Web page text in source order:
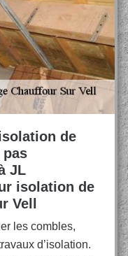
de
pas
JL
isolation de
Vell
les combles,
d’isolation.